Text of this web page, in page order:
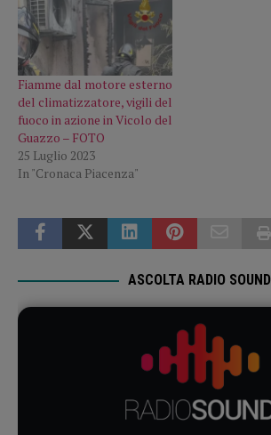
Fiamme dal motore esterno
del climatizzatore, vigili del
fuoco in azione in Vicolo del
Guazzo – FOTO
25 Luglio 2023
In "Cronaca Piacenza"
ASCOLTA RADIO SOUND